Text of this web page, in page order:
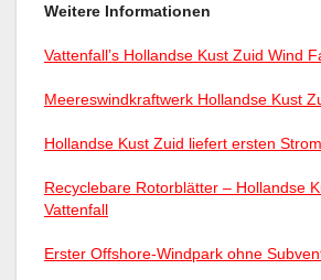
Weitere Informationen
Vattenfall’s Hollandse Kust Zuid Wind
Meereswindkraftwerk Hollandse Kust
Hollandse Kust Zuid liefert ersten
Recyclebare Rotorblätter – Hollandse
Vattenfall
Erster Offshore-Windpark ohne